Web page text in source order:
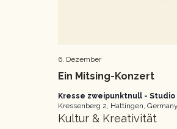
Ein Mitsing-Konzert
6. Dezember
Kresse zweipunktnull -
Kressenberg 2, Hattingen, Germany
Kultur & Kreativität